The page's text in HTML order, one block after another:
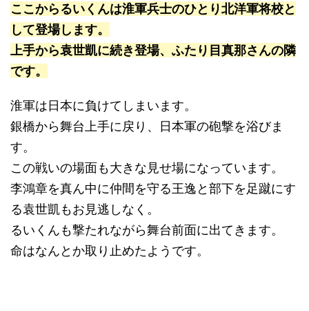
ここからるいくんは淮軍兵士のひとり北洋軍将校と
して登場します。
上手から袁世凱に続き登場、ふたり目真那さんの隣
です。
淮軍は日本に負けてしまいます。
銀橋から舞台上手に戻り、日本軍の砲撃を浴びま
す。
この戦いの場面も大きな見せ場になっています。
李鴻章を真ん中に仲間を守る王逸と部下を足蹴にす
る袁世凱もお見逃しなく。
るいくんも撃たれながら舞台前面に出てきます。
命はなんとか取り止めたようです。